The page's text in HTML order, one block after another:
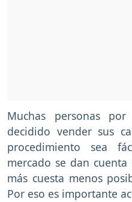
Muchas personas
decidido vender sus
procedimiento sea
mercado se dan
más cuesta menos
Por eso es importante